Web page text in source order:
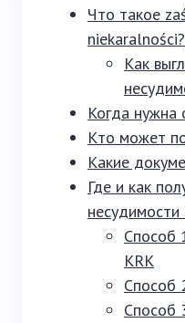
Что такое
niekaralności?
Как
Когда нужна
Кто может
Какие
Где и как
Способ
KRK
Способ
Способ